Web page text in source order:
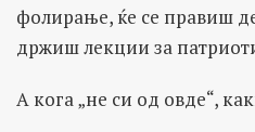
фолирање, ќе се правиш
држиш лекции за
А кога „не си од овде“,